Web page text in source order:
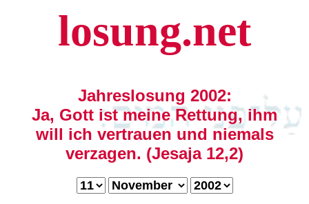
losung.net
Jahreslosung 2002:
Ja, Gott ist meine Rettung, ihm
will ich vertrauen und niemals
verzagen. (Jesaja 12,2)